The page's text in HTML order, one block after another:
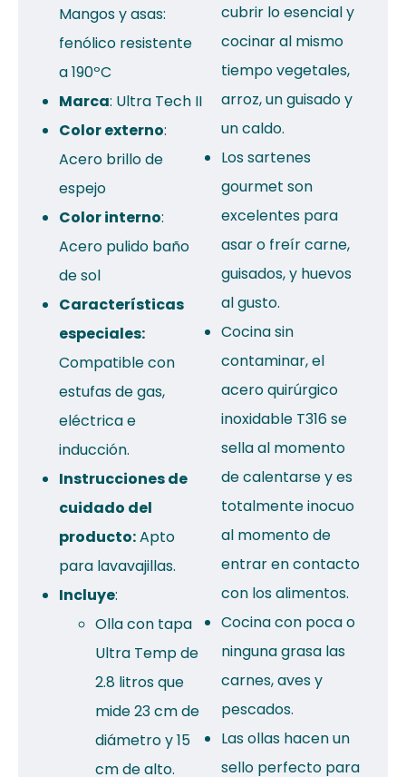
Mangos y asas:
fenólico resistente
a 190ºC
Marca: Ultra Tech II
Color externo:
Acero brillo de
espejo
Color interno:
Acero pulido baño
de sol
Características
especiales:
Compatible con
estufas de gas,
eléctrica e
inducción.
Instrucciones de
cuidado del
producto:Apto
para lavavajillas.
Incluye:
Olla con tapa
Ultra Temp de
2.8 litros que
mide 23 cm de
diámetro y 15
cm de alto.
cubrir lo esencial y
cocinar al mismo
tiempo vegetales,
arroz, un guisado y
un caldo.
Los sartenes
gourmet son
excelentes para
asar o freír carne,
guisados, y huevos
al gusto.
Cocina sin
contaminar, el
acero quirúrgico
inoxidable T316 se
sella al momento
de calentarse y es
totalmente inocuo
al momento de
entrar en contacto
con los alimentos.
Cocina con poca o
ninguna grasa las
carnes, aves y
pescados.
Las ollas hacen un
sello perfecto para